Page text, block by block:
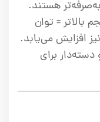
هستند.
بالاتر = توان
افزایش می‌یابد.
برای